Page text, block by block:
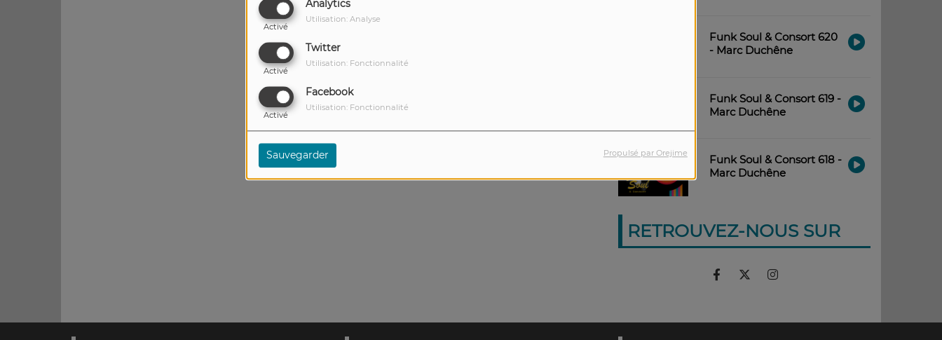
Analytics
Activé
Utilisation: Analyse
Twitter
Activé
Utilisation: Fonctionnalité
Facebook
Activé
Utilisation: Fonctionnalité
Sauvegarder Propulsé par Orejime
Funk Soul & Consort 620
- Marc Duchêne
Funk Soul & Consort 619 -
Marc Duchêne
Funk Soul & Consort 618 -
Marc Duchêne
RETROUVEZ-NOUS SUR